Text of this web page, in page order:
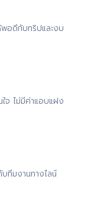
พอดีกับทริปและงบ
ใจ ไม่มีค่าแอบแฝง
ทีมงานทางไลน์